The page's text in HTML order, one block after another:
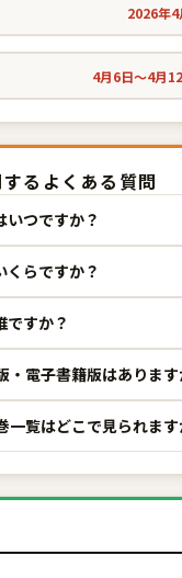
2026年4
4月6日〜4月
るよくある質問
いつですか？
くらですか？
ですか？
・電子書籍版はあります
一覧はどこで見られます